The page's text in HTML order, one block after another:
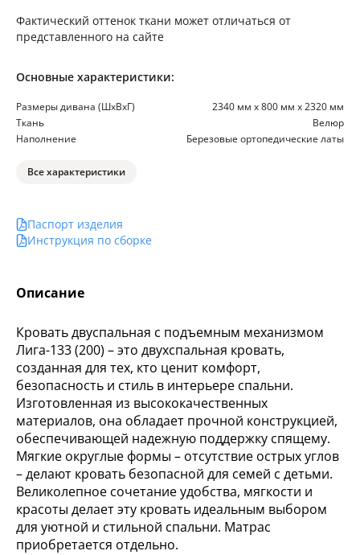
Описание
Кровать двуспальная с подъемным механизмом
Лига-133 (200) – это двухспальная кровать,
созданная для тех, кто ценит комфорт,
безопасность и стиль в интерьере спальни.
Изготовленная из высококачественных
материалов, она обладает прочной конструкцией,
обеспечивающей надежную поддержку спящему.
Мягкие округлые формы – отсутствие острых углов
– делают кровать безопасной для семей с детьми.
Великолепное сочетание удобства, мягкости и
красоты делает эту кровать идеальным выбором
для уютной и стильной спальни. Матрас
приобретается отдельно.
Фактический оттенок ткани может отличаться от
представленного на сайте
Основные характеристики:
Размеры дивана (ШхВхГ)
2340 мм х 800 мм х 2320 мм
Ткань
Велюр
Наполнение
Березовые ортопедические латы
Все характеристики
Паспорт изделия
Инструкция по сборке